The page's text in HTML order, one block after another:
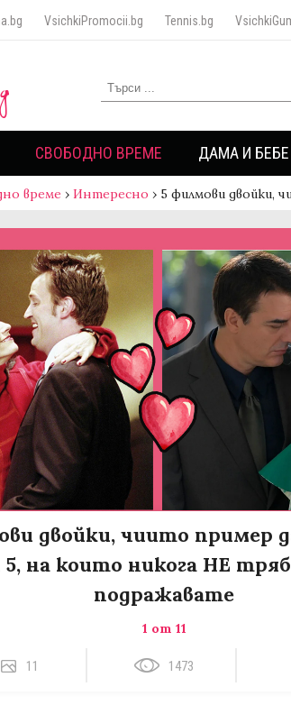
VsichkiPromocii.bg Tennis.bg
СВОБОДНО ВРЕМЕ ДАМА И БЕБЕ
време › Интересно › 5 филмови двойки,
двойки, чиито пример
5, на които никога НЕ
подражавате
1 от 11
11 1473